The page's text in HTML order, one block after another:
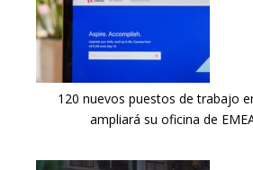
120 nuevos puestos de trabajo
ampliará su oficina de